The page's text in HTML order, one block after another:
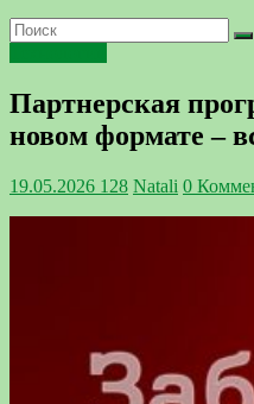
Партнерская
новом формате –
19.05.2026 128 Natali 0